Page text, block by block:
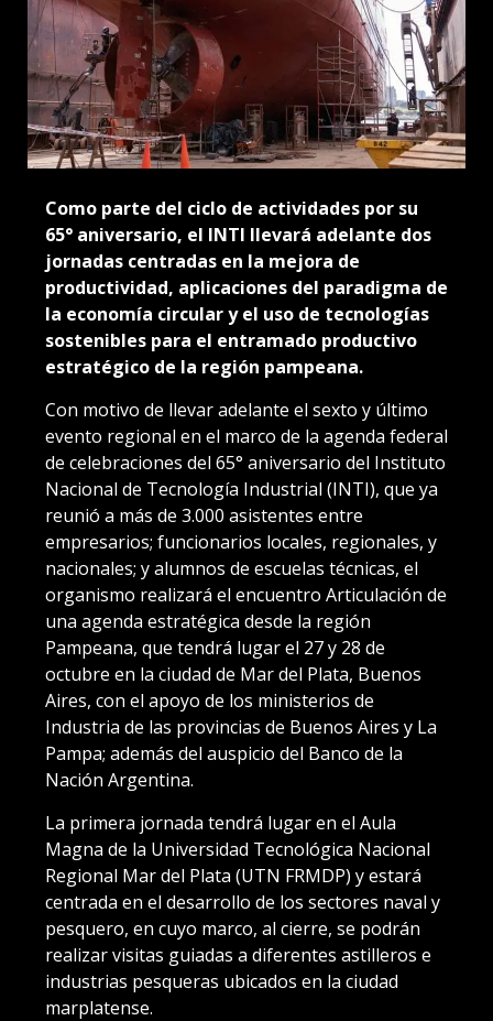
Como parte del ciclo de actividades por su
65° aniversario, el INTI llevará adelante dos
jornadas centradas en la mejora de
productividad, aplicaciones del paradigma de
la economía circular y el uso de tecnologías
sostenibles para el entramado productivo
estratégico de la región pampeana.
Con motivo de llevar adelante el sexto y último
evento regional en el marco de la agenda federal
de celebraciones del 65° aniversario del Instituto
Nacional de Tecnología Industrial (INTI), que ya
reunió a más de 3.000 asistentes entre
empresarios; funcionarios locales, regionales, y
nacionales; y alumnos de escuelas técnicas, el
organismo realizará el encuentro Articulación de
una agenda estratégica desde la región
Pampeana, que tendrá lugar el 27 y 28 de
octubre en la ciudad de Mar del Plata, Buenos
Aires, con el apoyo de los ministerios de
Industria de las provincias de Buenos Aires y La
Pampa; además del auspicio del Banco de la
Nación Argentina.
La primera jornada tendrá lugar en el Aula
Magna de la Universidad Tecnológica Nacional
Regional Mar del Plata (UTN FRMDP) y estará
centrada en el desarrollo de los sectores naval y
pesquero, en cuyo marco, al cierre, se podrán
realizar visitas guiadas a diferentes astilleros e
industrias pesqueras ubicados en la ciudad
marplatense.